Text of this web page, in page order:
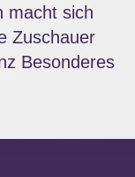
macht sich
Zuschauer
Besonderes